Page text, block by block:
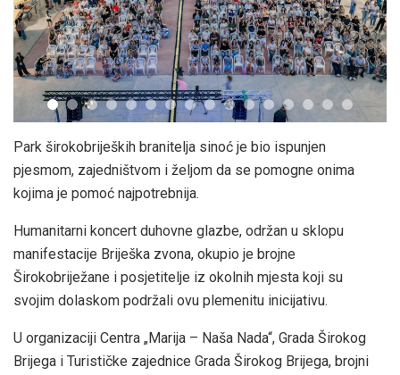
Park širokobrijeških branitelja sinoć je bio ispunjen
pjesmom, zajedništvom i željom da se pomogne onima
kojima je pomoć najpotrebnija.
Humanitarni koncert duhovne glazbe, održan u sklopu
manifestacije Briješka zvona, okupio je brojne
Širokobriježane i posjetitelje iz okolnih mjesta koji su
svojim dolaskom podržali ovu plemenitu inicijativu.
U organizaciji Centra „Marija – Naša Nada“, Grada Širokog
Brijega i Turističke zajednice Grada Širokog Brijega, brojni